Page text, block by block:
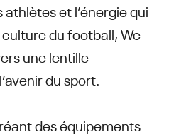
et l’énergie qui
du football, We
une lentille
du sport.
des équipements